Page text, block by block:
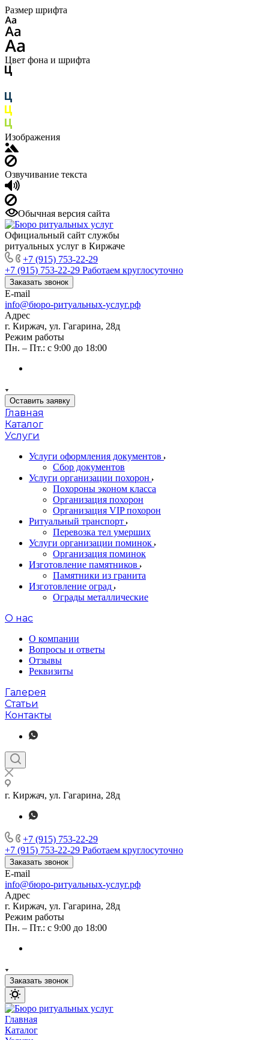
Размер шрифта
Цвет фона и шрифта
Изображения
Озвучивание текста
Обычная версия сайта
Официальный сайт службы
ритуальных услуг в Киржаче
+7 (915) 753-22-29
+7 (915) 753-22-29 Работаем круглосуточно
Заказать звонок
E-mail
info@бюро-ритуальных-услуг.рф
Адрес
г. Киржач, ул. Гагарина, 28д
Режим работы
Пн. – Пт.: с 9:00 до 18:00
Оставить заявку
Главная
Каталог
Услуги
Услуги оформления документов
Сбор документов
Услуги организации похорон
Похороны эконом класса
Организация похорон
Организация VIP похорон
Ритуальный транспорт
Перевозка тел умерших
Услуги организации поминок
Организация поминок
Изготовление памятников
Памятники из гранита
Изготовление оград
Ограды металлические
О нас
О компании
Вопросы и ответы
Отзывы
Реквизиты
Галерея
Статьи
Контакты
г. Киржач, ул. Гагарина, 28д
+7 (915) 753-22-29
+7 (915) 753-22-29 Работаем круглосуточно
Заказать звонок
E-mail
info@бюро-ритуальных-услуг.рф
Адрес
г. Киржач, ул. Гагарина, 28д
Режим работы
Пн. – Пт.: с 9:00 до 18:00
Заказать звонок
Главная
Каталог